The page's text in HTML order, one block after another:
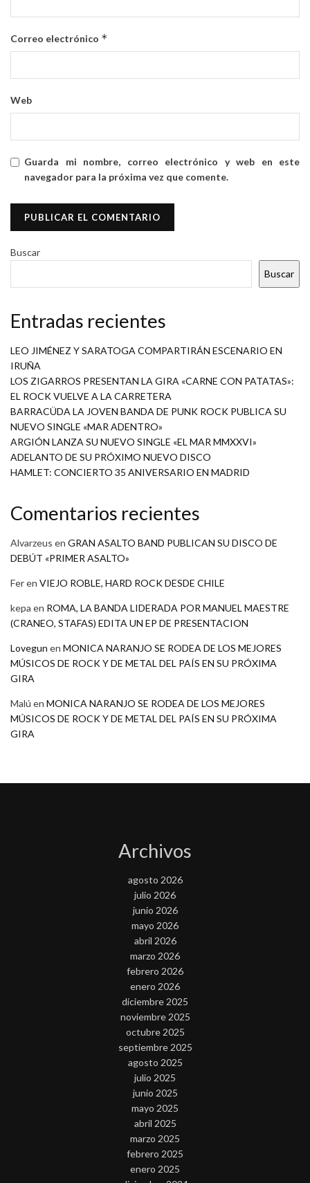
Correo electrónico *
Web
Guarda mi nombre, correo electrónico y web en este
navegador para la próxima vez que comente.
Buscar
Buscar
Entradas recientes
LEO JIMÉNEZ Y SARATOGA COMPARTIRÁN ESCENARIO EN
IRUÑA
LOS ZIGARROS PRESENTAN LA GIRA «CARNE CON PATATAS»:
EL ROCK VUELVE A LA CARRETERA
BARRACÜDA LA JOVEN BANDA DE PUNK ROCK PUBLICA SU
NUEVO SINGLE «MAR ADENTRO»
ARGIÓN LANZA SU NUEVO SINGLE «EL MAR MMXXVI»
ADELANTO DE SU PRÓXIMO NUEVO DISCO
HAMLET: CONCIERTO 35 ANIVERSARIO EN MADRID
Comentarios recientes
Alvarzeus en GRAN ASALTO BAND PUBLICAN SU DISCO DE
DEBÚT «PRIMER ASALTO»
Feren VIEJO ROBLE, HARD ROCK DESDE CHILE
kepa en ROMA, LA BANDA LIDERADA POR MANUEL MAESTRE
(CRANEO, STAFAS) EDITA UN EP DE PRESENTACION
Lovegun en MONICA NARANJO SE RODEA DE LOS MEJORES
MÚSICOS DE ROCK Y DE METAL DEL PAÍS EN SU PRÓXIMA
GIRA
Malú en MONICA NARANJO SE RODEA DE LOS MEJORES
MÚSICOS DE ROCK Y DE METAL DEL PAÍS EN SU PRÓXIMA
GIRA
Archivos
agosto 2026
julio 2026
junio 2026
mayo 2026
abril 2026
marzo 2026
febrero 2026
enero 2026
diciembre 2025
noviembre 2025
octubre 2025
septiembre 2025
agosto 2025
julio 2025
junio 2025
mayo 2025
abril 2025
marzo 2025
febrero 2025
enero 2025